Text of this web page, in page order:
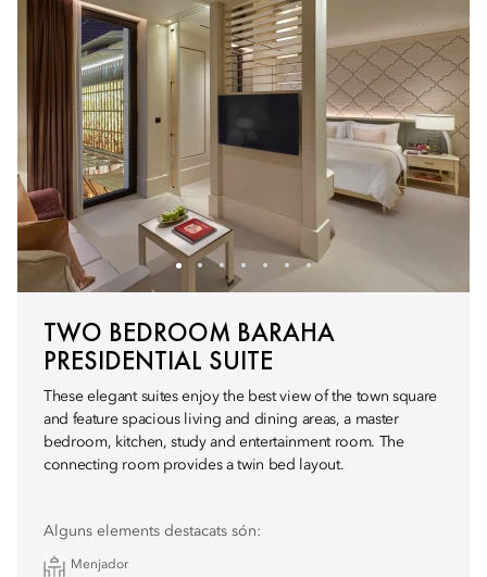
TWO BEDROOM BARAHA
PRESIDENTIAL SUITE
These elegant suites enjoy the best view of the town square
and feature spacious living and dining areas, a master
bedroom, kitchen, study and entertainment room. The
connecting room provides a twin bed layout.
Alguns elements destacats són:
Menjador